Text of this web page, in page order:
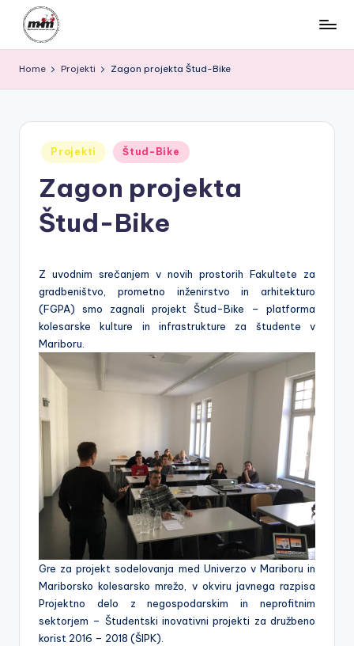
to
content
M
m
Za
varen,
povezan
kolesarjem
prijazen
Maribor
Home Projekti Zagon projekta Štud-Bike
Posted
in
Projekti Štud-Bike
Zagon projekta
Štud-Bike
Z uvodnim srečanjem v novih prostorih Fakultete za
gradbeništvo, prometno inženirstvo in arhitekturo
(FGPA) smo zagnali projekt Štud-Bike – platforma
kolesarske kulture in infrastrukture za študente v
Mariboru.
Gre za projekt sodelovanja med Univerzo v Mariboru in
Mariborsko kolesarsko mrežo, v okviru javnega razpisa
Projektno delo z negospodarskim in neprofitnim
sektorjem – Študentski inovativni projekti za družbeno
korist 2016 – 2018 (ŠIPK).